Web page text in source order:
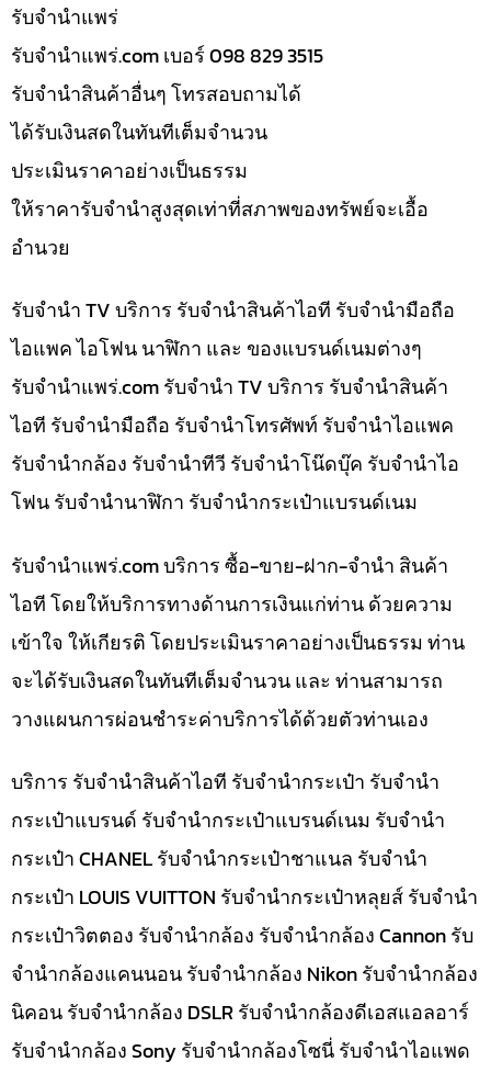
รับจํานำแพร่
รับจํานําแพร่.com เบอร์ 098 829 3515
รับจำนำสินค้าอื่นๆ โทรสอบถามได้
ได้รับเงินสดในทันทีเต็มจำนวน
ประเมินราคาอย่างเป็นธรรม
ให้ราคารับจำนำสูงสุดเท่าที่สภาพของทรัพย์จะเอื้อ
อำนวย
รับจำนำ TV บริการ รับจำนำสินค้าไอที รับจำนำมือถือ
ไอแพค ไอโฟน นาฬิกา และ ของแบรนด์เนมต่างๆ
รับจํานําแพร่.com รับจำนำ TV บริการ รับจำนำสินค้า
ไอที รับจำนำมือถือ รับจำนำโทรศัพท์ รับจำนำไอแพค
รับจำนำกล้อง รับจำนำทีวี รับจำนำโน๊ดบุ๊ค รับจำนำไอ
โฟน รับจำนำนาฬิกา รับจำนำกระเป๋าแบรนด์เนม
รับจํานําแพร่.com บริการ ซื้อ-ขาย-ฝาก-จำนำ สินค้า
ไอที โดยให้บริการทางด้านการเงินแก่ท่าน ด้วยความ
เข้าใจ ให้เกียรติ โดยประเมินราคาอย่างเป็นธรรม ท่าน
จะได้รับเงินสดในทันทีเต็มจำนวน และ ท่านสามารถ
วางแผนการผ่อนชำระค่าบริการได้ด้วยตัวท่านเอง
บริการ รับจำนำสินค้าไอที รับจำนำกระเป๋า รับจำนำ
กระเป๋าแบรนด์ รับจำนำกระเป๋าแบรนด์เนม รับจำนำ
กระเป๋า CHANEL รับจำนำกระเป๋าชาแนล รับจำนำ
กระเป๋า LOUIS VUITTON รับจำนำกระเป๋าหลุยส์ รับจำนำ
กระเป๋าวิตตอง รับจำนำกล้อง รับจำนำกล้อง Cannon รับ
จำนำกล้องแคนนอน รับจำนำกล้อง Nikon รับจำนำกล้อง
นิคอน รับจำนำกล้อง DSLR รับจำนำกล้องดีเอสแอลอาร์
รับจำนำกล้อง Sony รับจำนำกล้องโซนี่ รับจำนำไอแพด